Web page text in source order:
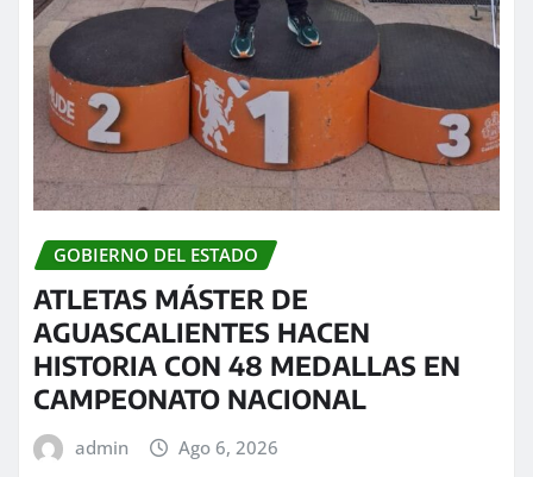
GOBIERNO DEL ESTADO
ATLETAS MÁSTER DE
AGUASCALIENTES HACEN
HISTORIA CON 48 MEDALLAS EN
CAMPEONATO NACIONAL
admin Ago 6, 2026